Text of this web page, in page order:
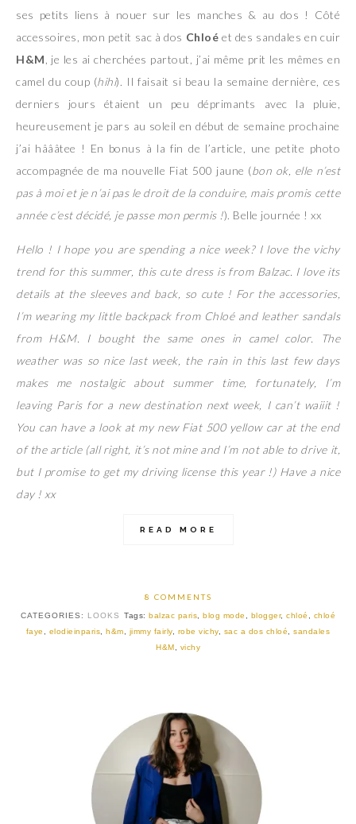
ses petits liens à nouer sur les manches & au dos ! Côté
accessoires, mon petit sac à dos Chloé et des sandales en cuir
H&M , je les ai cherchées partout, j’ai même prit les mêmes en
camel du coup (hihi). Il faisait si beau la semaine dernière, ces
derniers jours étaient un peu déprimants avec la pluie,
heureusement je pars au soleil en début de semaine prochaine
j’ai hâââtee ! En bonus à la fin de l’article, une petite photo
accompagnée de ma nouvelle Fiat 500 jaune (bon ok, elle n’est
pas à moi et je n’ai pas le droit de la conduire, mais promis cette
année c’est décidé, je passe mon permis !). Belle journée ! xx
Hello ! I hope you are spending a nice week? I love the vichy
trend for this summer, this cute dress is from Balzac. I love its
details at the sleeves and back, so cute ! For the accessories,
I’m wearing my little backpack from Chloé and leather sandals
from H&M. I bought the same ones in camel color. The
weather was so nice last week, the rain in this last few days
makes me nostalgic about summer time, fortunately, I’m
leaving Paris for a new destination next week, I can’t waiiit !
You can have a look at my new Fiat 500 yellow car at the end
of the article (all right, it’s not mine and I’m not able to drive it,
but I promise to get my driving license this year !) Have a nice
day ! xx
READ MORE
8 COMMENTS
CATEGORIES: LOOKS Tags: balzac paris blog mode blogger, chloé
chloé
faye
elodieinparis ,h&m jimmy fairly, robe vichy, sac a dos chloé ,sandales
H&M
vichy